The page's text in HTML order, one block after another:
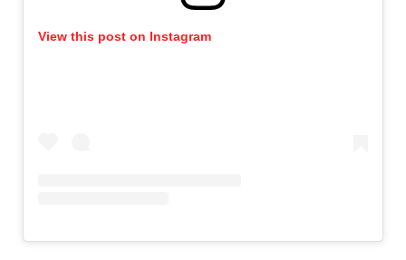
View this post on Instagram